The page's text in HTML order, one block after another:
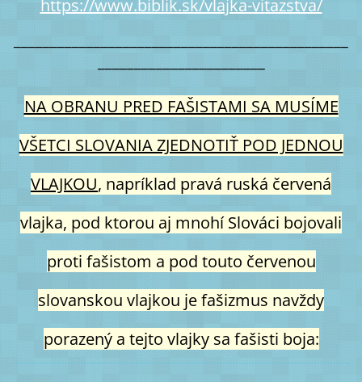
https://www.biblik.sk/vlajka-vitazstva/
NA OBRANU PRED FAŠISTAMI SA MUSÍME
VŠETCI SLOVANIA ZJEDNOTIŤ POD JEDNOU
VLAJKOU, napríklad pravá ruská červená
vlajka, pod ktorou aj mnohí Slováci bojovali
proti fašistom a pod touto červenou
slovanskou vlajkou je fašizmus navždy
porazený a tejto vlajky sa fašisti boja: